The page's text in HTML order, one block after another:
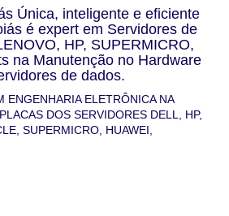
Única, inteligente e eficiente
é expert em Servidores de
HP, SUPERMICRO,
na Manutenção no Hardware
de dados.
ENGENHARIA ELETRÔNICA NA
DOS SERVIDORES DELL, HP,
SUPERMICRO, HUAWEI,